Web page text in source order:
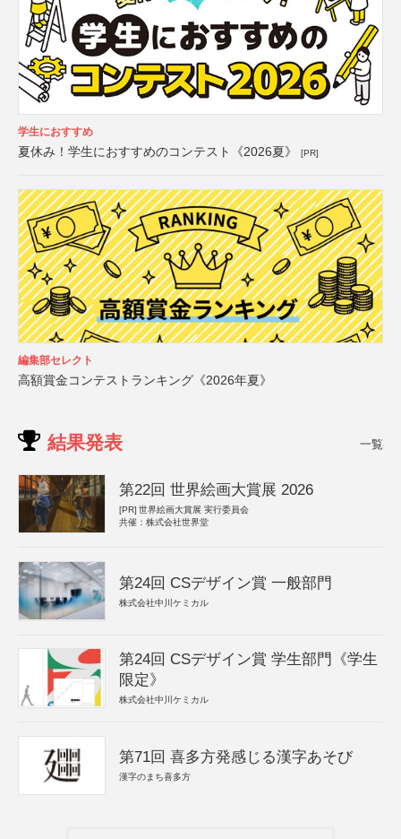
学生におすすめ
夏休み！学生におすすめのコンテスト《2026夏》 [PR]
編集部セレクト
高額賞金コンテストランキング《2026年夏》
結果発表 一覧
第22回 世界絵画大賞展 2026
[PR] 世界絵画大賞展 実行委員会
共催：株式会社世界堂
第24回 CSデザイン賞 一般部門
株式会社中川ケミカル
第24回 CSデザイン賞 学生部門《学生
限定》
株式会社中川ケミカル
第71回 喜多方発感じる漢字あそび
漢字のまち喜多方